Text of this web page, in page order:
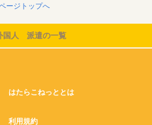
ージトップへ
人 派遣の一覧
はたらこねっととは
利用規約